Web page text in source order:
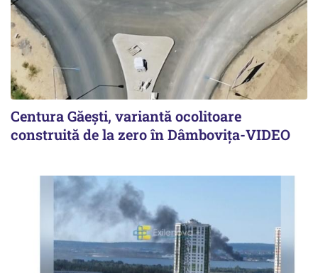
Centura Găești, variantă ocolitoare
construită de la zero în Dâmbovița-VIDEO